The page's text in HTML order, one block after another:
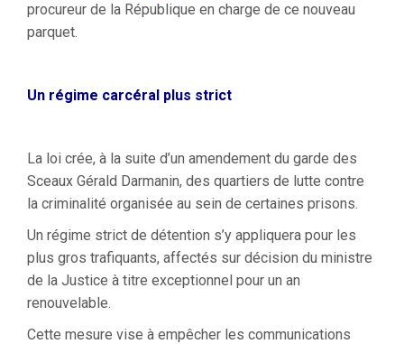
procureur de la République en charge de ce nouveau
parquet.
Un régime carcéral plus strict
La loi crée, à la suite d’un amendement du garde des
Sceaux Gérald Darmanin, des quartiers de lutte contre
la criminalité organisée au sein de certaines prisons.
Un régime strict de détention s’y appliquera pour les
plus gros trafiquants, affectés sur décision du ministre
de la Justice à titre exceptionnel pour un an
renouvelable.
Cette mesure vise à empêcher les communications